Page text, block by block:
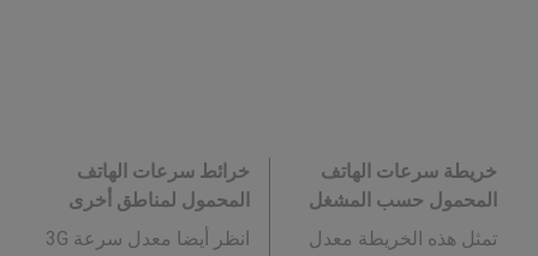
خريطة سرعات الهاتف
المحمول حسب المشغل
تمثل هذه الخريطة معدل
خرائط سرعات الهاتف
المحمول لمناطق أخرى
انظر أيضا معدل سرعة 3G